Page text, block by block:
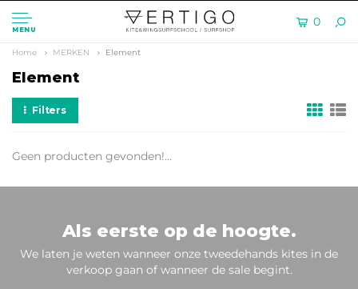
MENU
0
Home MERKEN Element
Element
Filters
Geen producten gevonden!...
Als eerste op de hoogte.
We laten je weten wanneer onze tweedehands kites in de
verkoop gaan of wanneer de sale begint.